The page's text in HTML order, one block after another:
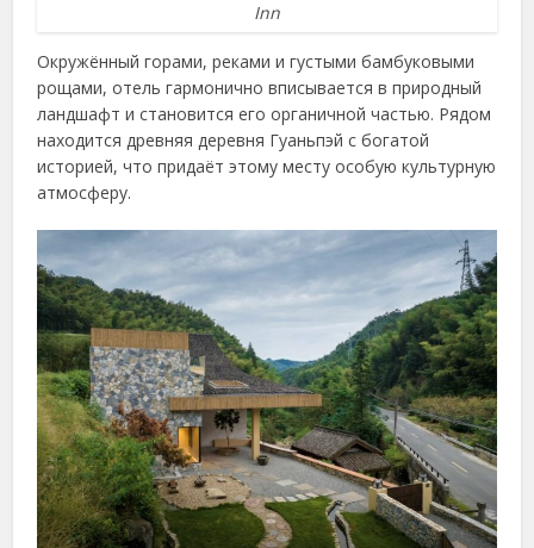
Inn
Окружённый горами, реками и густыми бамбуковыми
рощами, отель гармонично вписывается в природный
ландшафт и становится его органичной частью. Рядом
находится древняя деревня Гуаньпэй с богатой
историей, что придаёт этому месту особую культурную
атмосферу.